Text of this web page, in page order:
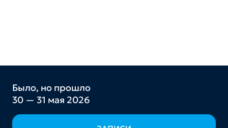
Было, но прошло
30 — 31 мая 2026